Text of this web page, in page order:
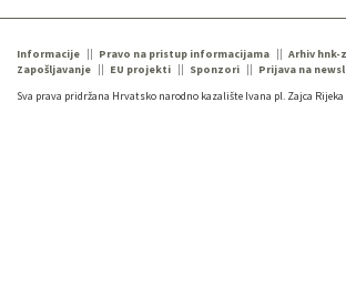
Informacije Pravo na pristup informacijama
Arhiv hnk-
Zapošljavanje
EU projekti Sponzori
Prijava na
Sva prava pridržana Hrvatsko narodno kazalište Ivana pl. Zajca Rijeka